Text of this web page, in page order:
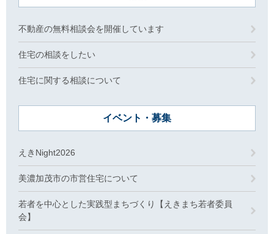
不動産の無料相談会を開催しています
住宅の相談をしたい
住宅に関する相談について
イベント・募集
えきNight2026
美濃加茂市の市営住宅について
若者を中心とした実践型まちづくり【えきまち若者委員
会】